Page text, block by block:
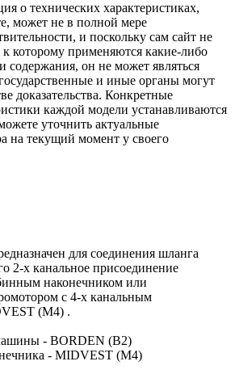
о технических характеристиках,
может не в полной мере
и поскольку сам сайт не
к которому применяются какие-либо
содержания, он не может являться
и иные органы могут
доказательства. Конкретные
каждой модели устанавливаются
уточнить актуальные
на текущий момент у своего
для соединения шланга
2-х канальное присоединение
наконечником или
с 4-х канальным
(M4) .
- BORDEN (B2)
- MIDVEST (M4)